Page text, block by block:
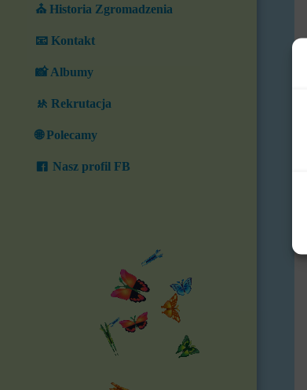
⛪ Historia Zgromadzenia
📧 Kontakt
📸 Albumy
🚸 Rekrutacja
🌐 Polecamy
Nasz profil FB